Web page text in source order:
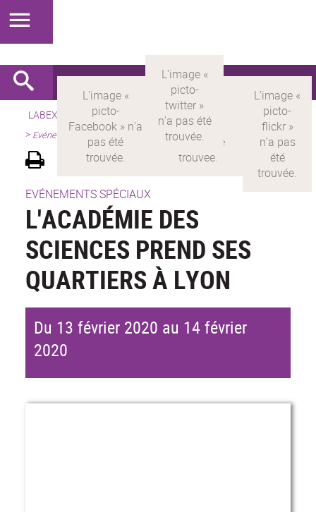
LABEX > LABEX MILYON Version française
Présentation
> Evénements scientifiques
EVÉNEMENTS SPÉCIAUX
L'ACADÉMIE DES
SCIENCES PREND SES
QUARTIERS À LYON
Du 13 février 2020 au 14 février
2020